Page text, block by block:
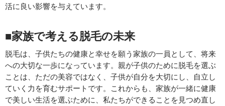
活に良い影響を与えています。
■家族で考える脱毛の未来
脱毛は、子供たちの健康と幸せを願う家族の一員として、将来
への大切な一歩になっています。親が子供のために脱毛を選ぶ
ことは、ただの美容ではなく、子供が自分を大切にし、自立し
ていく力を育むサポートです。これからも、家族が一緒に健康
で美しい生活を選ぶために、私たちができることを見つめ直し